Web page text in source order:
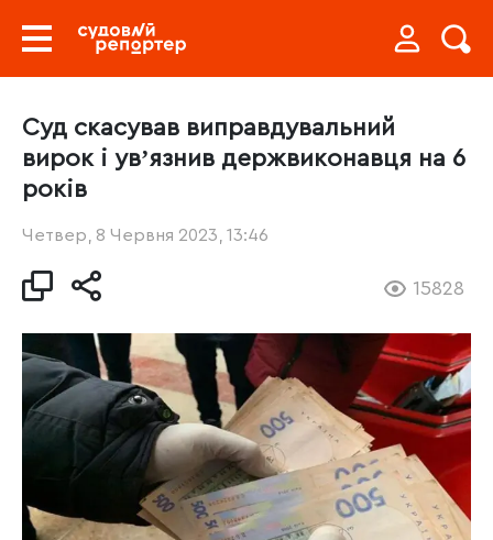
Суд скасував виправдувальний
вирок і увʼязнив держвиконавця на 6
років
Четвер, 8 Червня 2023, 13:46
15828